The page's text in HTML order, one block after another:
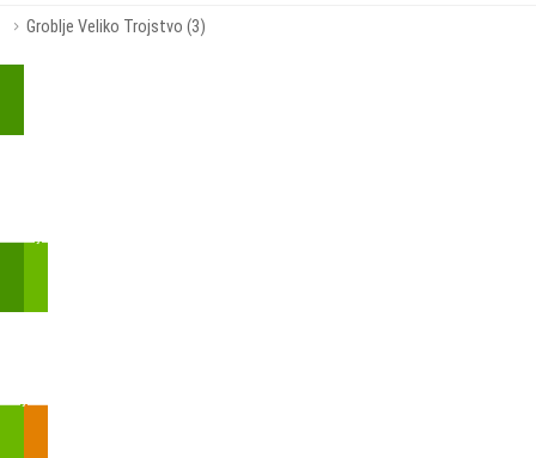
Groblje Veliko Trojstvo (3)